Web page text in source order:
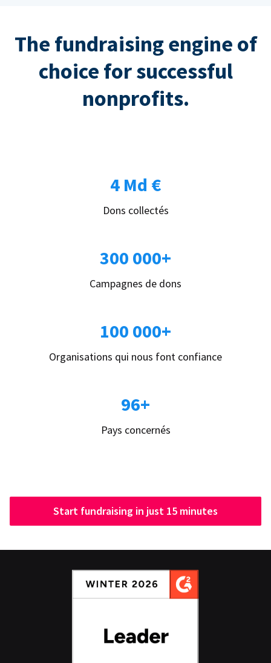
The fundraising engine of
choice for successful
nonprofits.
4 Md €
Dons collectés
300 000+
Campagnes de dons
100 000+
Organisations qui nous font confiance
96+
Pays concernés
Start fundraising in just 15 minutes